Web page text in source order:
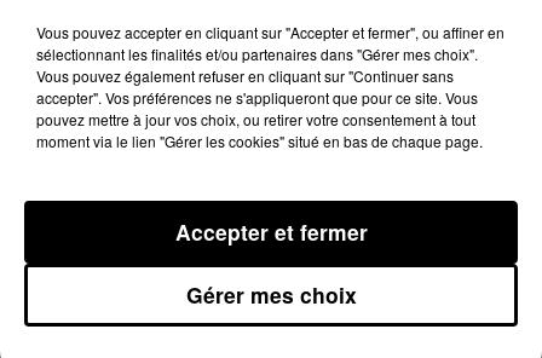
23 juin 2026 - 1 min 14 sec
L'AGENDA DU TARN ET GARONNE DU
23/06/2026 À 13H35
L'agenda du Tarn et Garonne
Vous pouvez accepter en cliquant sur "Accepter et fermer", ou affiner en
sélectionnant les finalités et/ou partenaires dans "Gérer mes choix".
Vous pouvez également refuser en cliquant sur "Continuer sans
accepter". Vos préférences ne s'appliqueront que pour ce site. Vous
pouvez mettre à jour vos choix, ou retirer votre consentement à tout
moment via le lien "Gérer les cookies" situé en bas de chaque page.
Gérer mes choix
Accepter et fermer